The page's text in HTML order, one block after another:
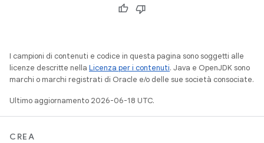
I campioni di contenuti e codice in questa pagina sono soggetti alle
licenze descritte nella Licenza per i contenuti. Java e OpenJDK sono
marchi o marchi registrati di Oracle e/o delle sue società consociate.
Ultimo aggiornamento 2026-06-18 UTC.
CREA